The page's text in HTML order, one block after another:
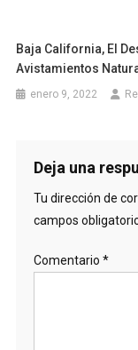
Baja California, El
Avistamientos
enero 9, 2022
Deja una
Tu dirección de
campos
Comentario *